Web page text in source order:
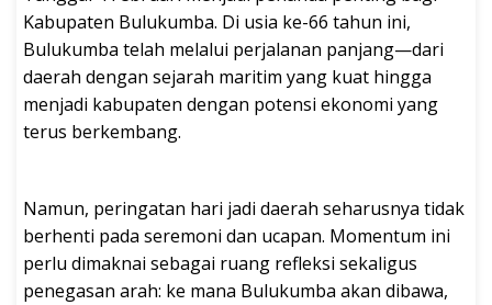
Kabupaten Bulukumba. Di usia ke-66 tahun ini,
Bulukumba telah melalui perjalanan panjang—dari
daerah dengan sejarah maritim yang kuat hingga
menjadi kabupaten dengan potensi ekonomi yang
terus berkembang.
Namun, peringatan hari jadi daerah seharusnya tidak
berhenti pada seremoni dan ucapan. Momentum ini
perlu dimaknai sebagai ruang refleksi sekaligus
penegasan arah: ke mana Bulukumba akan dibawa,